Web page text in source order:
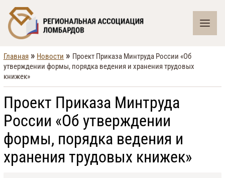
Главная » Новости » Проект Приказа Минтруда России «Об
утверждении формы, порядка ведения и хранения трудовых
книжек»
Проект Приказа Минтруда
России «Об утверждении
формы, порядка ведения и
хранения трудовых книжек»